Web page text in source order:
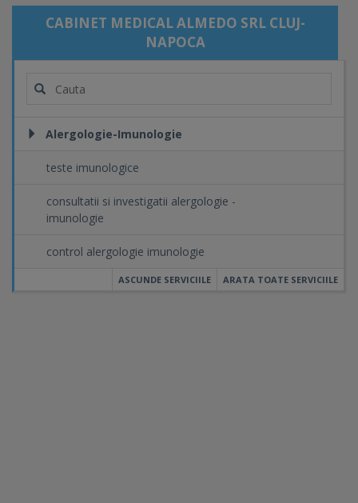
CABINET MEDICAL ALMEDO SRL CLUJ-
NAPOCA
Alergologie-Imunologie
teste imunologice
consultatii si investigatii alergologie -
imunologie
control alergologie imunologie
ARATA TOATE SERVICIILE
ASCUNDE SERVICIILE